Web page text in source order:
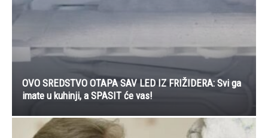
OVO SREDSTVO OTAPA SAV LED IZ FRIŽIDERA: Svi ga
imate u kuhinji, a SPASIT će vas!